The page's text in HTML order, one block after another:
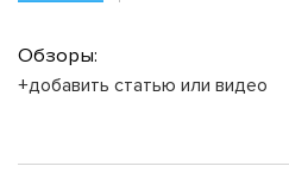
Обзоры:
+добавить статью или видео